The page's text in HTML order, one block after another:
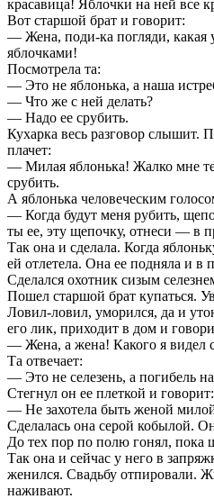
красавица! Яблочки на ней все
Вот старшой брат и говорит:
— Жена, поди-ка погляди, какая
яблочками!
Посмотрела та:
— Это не яблонька, а наша
— Что же с ней делать?
— Надо ее срубить.
Кухарка весь разговор слышит.
плачет:
— Милая яблонька! Жалко мне
срубить.
А яблонька человеческим
— Когда будут меня рубить,
ты ее, эту щепочку, отнеси — в
Так она и сделала. Когда
ей отлетела. Она ее подняла и в
Сделался охотник сизым
Пошел старшой брат купаться.
Ловил-ловил, уморился, да и
его лик, приходит в дом и
— Жена, а жена! Какого я видел
Та отвечает:
— Это не селезень, а погибель
Стегнул он ее плеткой и говорит:
— Не захотела быть женой
Сделалась она серой кобылой.
До тех пор по полю гонял, пока
Так она и сейчас у него в
женился. Свадьбу отпировали.
наживают.